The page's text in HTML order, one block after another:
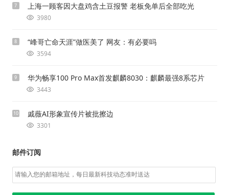
7 上海一顾客因大盘鸡含土豆报警 老板免单后全部吃光
3980
8 “峰哥亡命天涯”做医美了 网友：有必要吗
3594
9 华为畅享100 Pro Max首发麒麟8030：麒麟最强8系芯片
3443
10 戚薇AI形象宣传片被批擦边
3301
邮件订阅